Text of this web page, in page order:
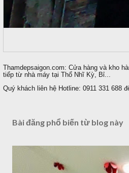
Thamdepsaigon.com: Cửa hàng và kho
tiếp từ nhà máy tại Thổ Nhĩ Kỳ, Bỉ...
Quý khách liên hệ Hotline: 0911 331 688
Bài đăng phổ biến từ blog này